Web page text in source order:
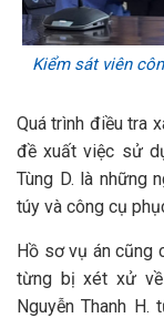
Kiểm sát viên
Quá trình điều tra
đề xuất việc sử
Tùng D. là những
túy và công cụ
Hồ sơ vụ án cũng
từng bị xét xử về
Nguyễn Thanh H.